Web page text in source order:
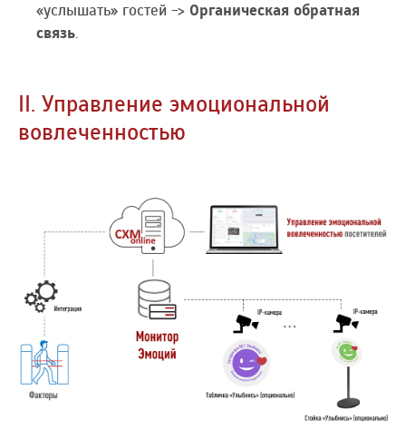
«услышать» гостей -> Органическая обратная
связь.
II. Управление эмоциональной
вовлеченностью